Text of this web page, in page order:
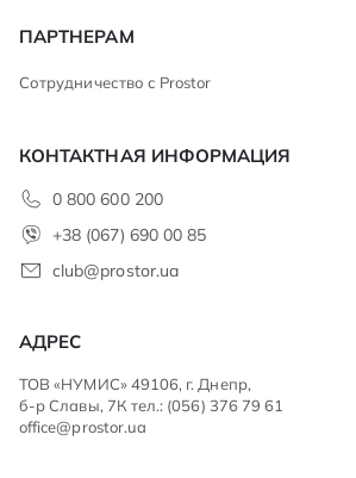
ПАРТНЕРАМ
Сотрудничество с Prostor
КОНТАКТНАЯ ИНФОРМАЦИЯ
0 800 600 200
+38 (067) 690 00 85
club@prostor.ua
АДРЕС
ТОВ «НУМИС» 49106, г. Днепр,
б-р Славы, 7К тел.: (056) 376 79 61
office@prostor.ua